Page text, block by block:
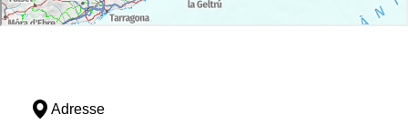
Adresse